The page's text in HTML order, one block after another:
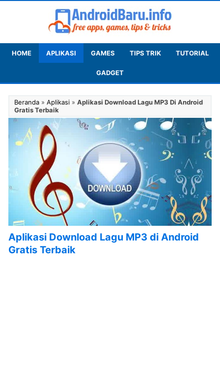
HOME APLIKASI GAMES TIPS TRIK TUTORIAL
GADGET
Beranda» Aplikasi» Aplikasi Download Lagu MP3 Di Android
Gratis Terbaik
Aplikasi Download Lagu MP3 di Android
Gratis Terbaik